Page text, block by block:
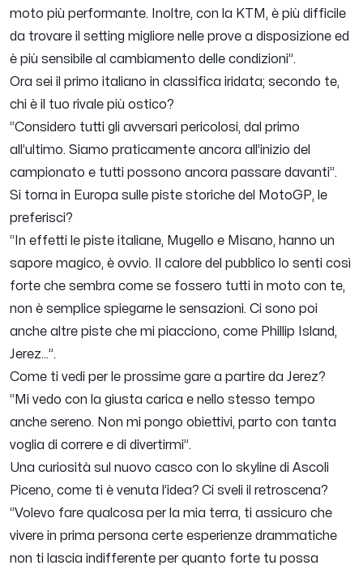
moto più performante. Inoltre, con la KTM, è più difficile
da trovare il setting migliore nelle prove a disposizione ed
è più sensibile al cambiamento delle condizioni”.
Ora sei il primo italiano in classifica iridata; secondo te,
chi è il tuo rivale più ostico?
“Considero tutti gli avversari pericolosi, dal primo
all’ultimo. Siamo praticamente ancora all’inizio del
campionato e tutti possono ancora passare davanti”.
Si torna in Europa sulle piste storiche del MotoGP, le
preferisci?
“In effetti le piste italiane, Mugello e Misano, hanno un
sapore magico, è ovvio. Il calore del pubblico lo senti così
forte che sembra come se fossero tutti in moto con te,
non è semplice spiegarne le sensazioni. Ci sono poi
anche altre piste che mi piacciono, come Phillip Island,
Jerez…”.
Come ti vedi per le prossime gare a partire da Jerez?
“Mi vedo con la giusta carica e nello stesso tempo
anche sereno. Non mi pongo obiettivi, parto con tanta
voglia di correre e di divertirmi”.
Una curiosità sul nuovo casco con lo skyline di Ascoli
Piceno, come ti è venuta l’idea? Ci sveli il retroscena?
“Volevo fare qualcosa per la mia terra, ti assicuro che
vivere in prima persona certe esperienze drammatiche
non ti lascia indifferente per quanto forte tu possa